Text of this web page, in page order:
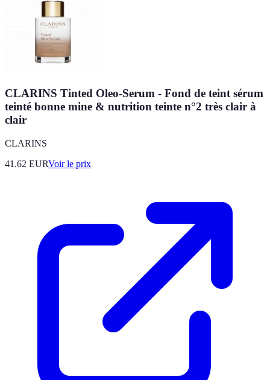
CLARINS Tinted Oleo-Serum - Fond de teint sérum
teinté bonne mine & nutrition teinte n°2 très clair à
clair
CLARINS
41.62 EURVoir le prix